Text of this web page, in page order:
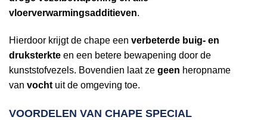
vloerverwarmingsadditieven.
Hierdoor krijgt de chape een verbeterde buig- en
druksterkte en een betere bewapening door de
kunststofvezels. Bovendien laat ze geen heropname
van vocht uit de omgeving toe.
VOORDELEN VAN CHAPE SPECIAL